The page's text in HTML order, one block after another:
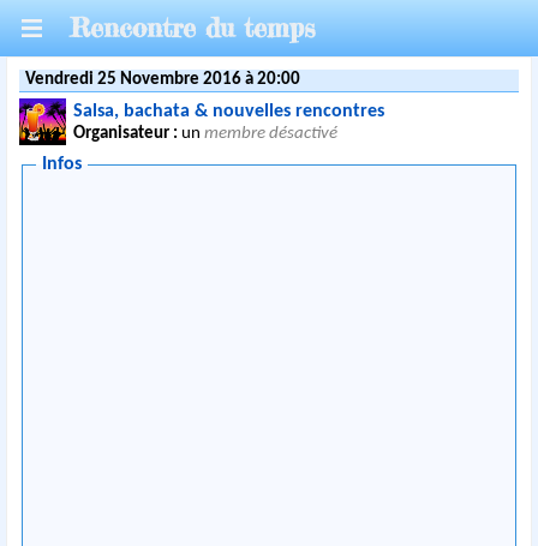
Rencontre du temps
Vendredi 25 Novembre 2016 à 20:00
Salsa, bachata & nouvelles rencontres
Organisateur : unmembre désactivé
Infos